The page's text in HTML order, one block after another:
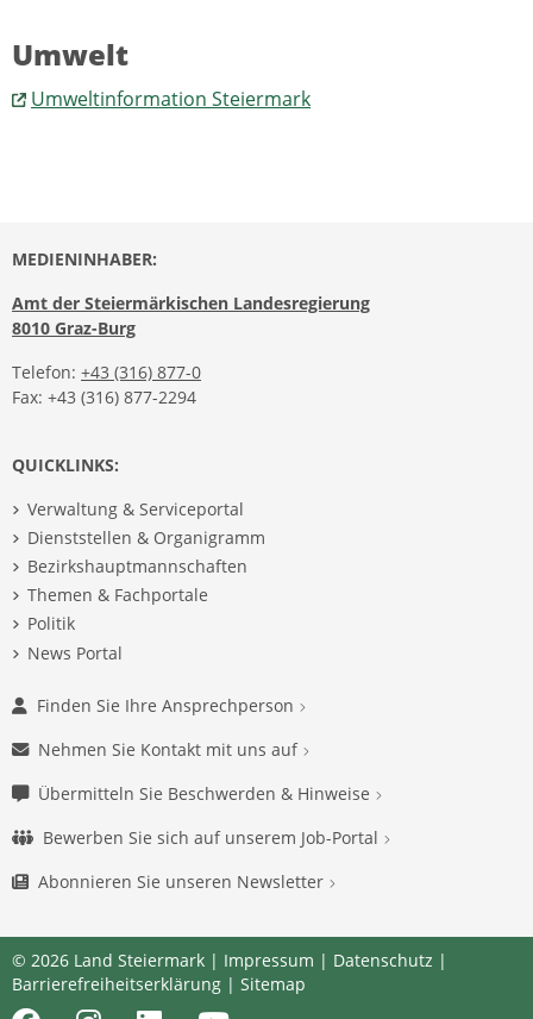
Umwelt
Umweltinformation Steiermark
MEDIENINHABER:
Amt der Steiermärkischen Landesregierung
8010 Graz-Burg
Telefon: +43 (316) 877-0
Fax: +43 (316) 877-2294
QUICKLINKS:
Verwaltung & Serviceportal
Dienststellen & Organigramm
Bezirkshauptmannschaften
Themen & Fachportale
Politik
News Portal
Finden Sie Ihre Ansprechperson
Nehmen Sie Kontakt mit uns auf
Übermitteln Sie Beschwerden & Hinweise
Bewerben Sie sich auf unserem Job-Portal
Abonnieren Sie unseren Newsletter
© 2026 Land Steiermark | Impressum | Datenschutz |
Barrierefreiheitserklärung | Sitemap